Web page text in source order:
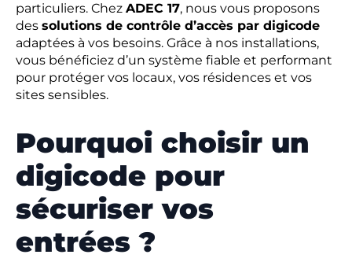
particuliers. Chez ADEC 17, nous vous proposons
des solutions de contrôle d’accès par digicode
adaptées à vos besoins. Grâce à nos installations,
vous bénéficiez d’un système fiable et performant
pour protéger vos locaux, vos résidences et vos
sites sensibles.
Pourquoi choisir un
digicode pour
sécuriser vos
entrées ?